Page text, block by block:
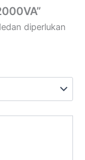
diperlukan